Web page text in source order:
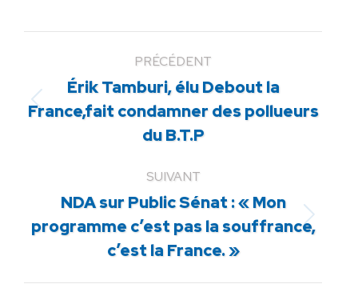
PRÉCÉDENT
Article
précédent
:
Érik Tamburi, élu Debout la
France,fait condamner des pollueurs
du B.T.P
SUIVANT
Article
suivant
NDA sur Public Sénat : « Mon
programme c’est pas la souffrance,
c’est la France. »